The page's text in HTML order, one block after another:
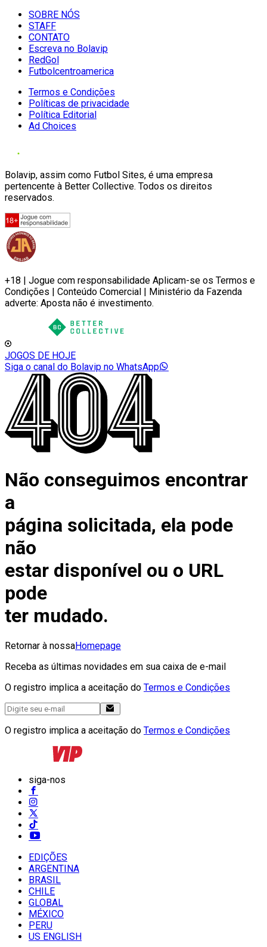
SOBRE NÓS
STAFF
CONTATO
Escreva no Bolavip
RedGol
Futbolcentroamerica
Termos e Condições
Políticas de privacidade
Política Editorial
Ad Choices
Bolavip, assim como Futbol Sites, é uma empresa
pertencente à Better Collective. Todos os direitos
reservados.
+18 | Jogue com responsabilidade Aplicam-se os Termos e
Condições | Conteúdo Comercial | Ministério da Fazenda
adverte: Aposta não é investimento.
JOGOS DE HOJE
Siga o canal do Bolavip no WhatsApp
Não conseguimos encontrar
a
página solicitada, ela pode
não
estar disponível ou o URL
pode
ter mudado.
Retornar à nossaHomepage
Receba as últimas novidades em sua caixa de e-mail
O registro implica a aceitação do Termos e Condições
O registro implica a aceitação do Termos e Condições
siga-nos
EDIÇÕES
ARGENTINA
BRASIL
CHILE
GLOBAL
MÉXICO
PERU
US ENGLISH